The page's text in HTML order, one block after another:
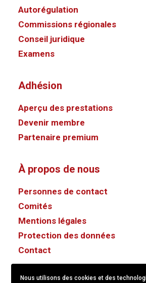
Autorégulation
Commissions régionales
Conseil juridique
Examens
Adhésion
Aperçu des prestations
Devenir membre
Partenaire premium
À propos de nous
Personnes de contact
Comités
Mentions légales
Protection des données
Contact
Nous utilisons des cookies et des